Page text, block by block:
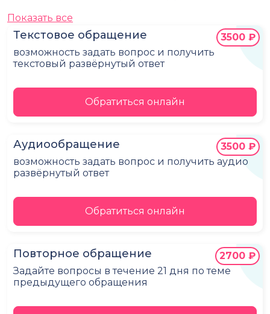
Текстовое обращение
возможность задать вопрос и получить
текстовый развёрнутый ответ
3500 ₽
Обратиться онлайн
Аудиообращение
возможность задать вопрос и получить аудио
развёрнутый ответ
3500 ₽
Обратиться онлайн
Повторное обращение
Задайте вопросы в течение 21 дня по теме
предыдущего обращения
2700 ₽
Показать все